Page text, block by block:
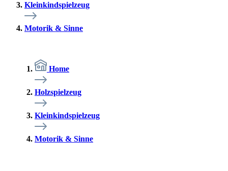
Kleinkindspielzeug
Motorik & Sinne
Home
Holzspielzeug
Kleinkindspielzeug
Motorik & Sinne